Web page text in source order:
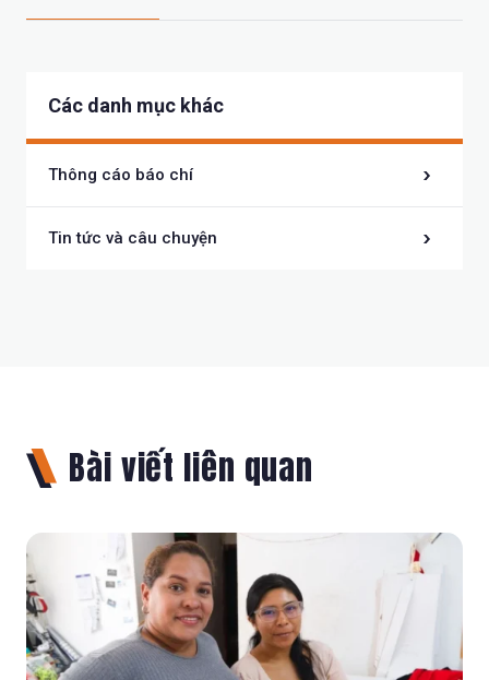
Các danh mục khác
Thông cáo báo chí
Tin tức và câu chuyện
Bài viết liên quan